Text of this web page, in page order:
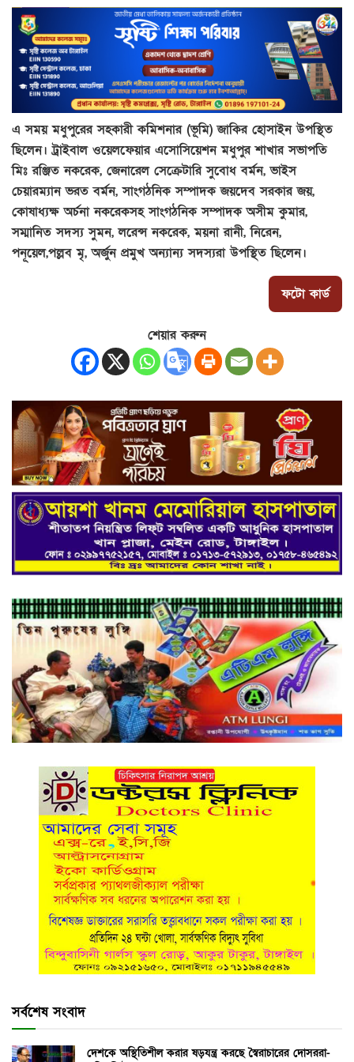
এ সময় মধুপুরের সহকারী কমিশনার (ভূমি) জাকির হোসাইন উপস্থিত
ছিলেন। ট্রাইবাল ওয়েলফেয়ার এসোসিয়েশন মধুপুর শাখার সভাপতি
মিঃ রঞ্জিত নকরেক, জেনারেল সেক্রেটারি সুবোধ বর্মন, ভাইস
চেয়ারম্যান ভরত বর্মন, সাংগঠনিক সম্পাদক জয়দেব সরকার জয়,
কোষাধ্যক্ষ অর্চনা নকরেকসহ সাংগঠনিক সম্পাদক অসীম কুমার,
সম্মানিত সদস্য সুমন, লরেন্স নকরেক, ময়না রানী, নিরেন,
পনূয়েল,পল্লব মৃ, অর্জুন প্রমুখ অন্যান্য সদস্যরা উপস্থিত ছিলেন।
ফটো কার্ড
শেয়ার করুন
সর্বশেষ সংবাদ
দেশকে অস্থিতিশীল করার ষড়যন্ত্র করছে স্বৈরাচারের দোসররা-